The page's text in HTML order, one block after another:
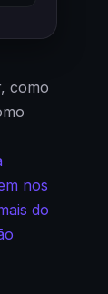
como
nos
do